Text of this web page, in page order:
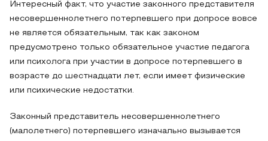
Интересный факт, что участие законного представителя
несовершеннолетнего потерпевшего при допросе вовсе
не является обязательным, так как законом
предусмотрено только обязательное участие педагога
или психолога при участии в допросе потерпевшего в
возрасте до шестнадцати лет, если имеет физические
или психические недостатки.
Законный представитель несовершеннолетнего
(малолетнего) потерпевшего изначально вызывается